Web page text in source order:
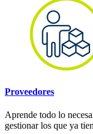
Proveedores
Aprende todo lo
gestionar los que ya